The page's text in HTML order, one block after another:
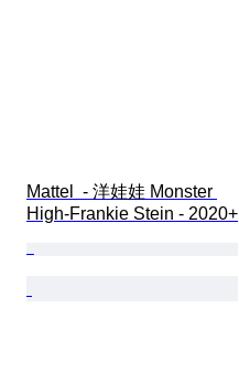
Mattel  - 洋娃娃 Monster
High-Frankie Stein - 2020+